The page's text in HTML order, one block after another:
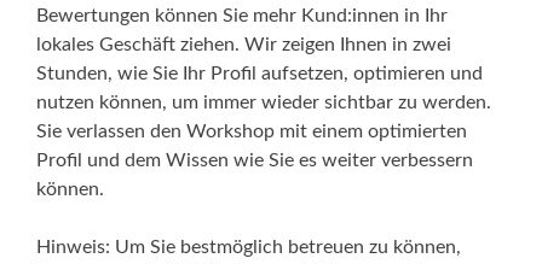
Bewertungen können Sie mehr Kund:innen in Ihr
lokales Geschäft ziehen. Wir zeigen Ihnen in zwei
Stunden, wie Sie Ihr Profil aufsetzen, optimieren und
nutzen können, um immer wieder sichtbar zu werden.
Sie verlassen den Workshop mit einem optimierten
Profil und dem Wissen wie Sie es weiter verbessern
können.
Hinweis: Um Sie bestmöglich betreuen zu können,